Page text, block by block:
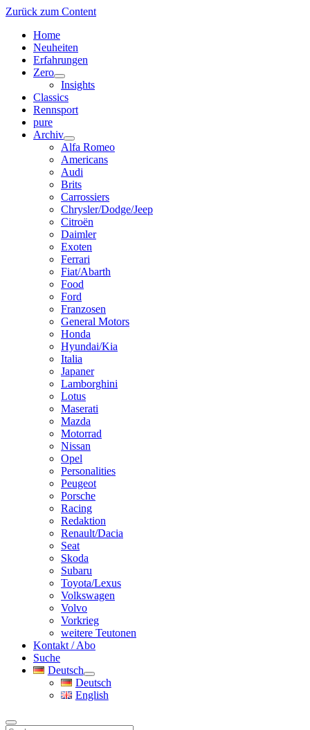
Zurück zum Content
Home
Neuheiten
Erfahrungen
Zero
Menü
öffnen
Insights
Classics
Rennsport
pure
Archiv
Menü
öffnen
Alfa Romeo
Americans
Audi
Brits
Carrossiers
Chrysler/Dodge/Jeep
Citroën
Daimler
Exoten
Ferrari
Fiat/Abarth
Food
Ford
Franzosen
General Motors
Honda
Hyundai/Kia
Italia
Japaner
Lamborghini
Lotus
Maserati
Mazda
Motorrad
Nissan
Opel
Personalities
Peugeot
Porsche
Racing
Redaktion
Renault/Dacia
Seat
Skoda
Subaru
Toyota/Lexus
Volkswagen
Volvo
Vorkrieg
weitere Teutonen
Kontakt / Abo
Suche
Deutsch
Menü
öffnen
Deutsch
English